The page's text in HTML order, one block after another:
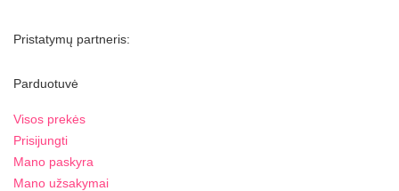
Pristatymų partneris:
Parduotuvė
Visos prekės
Prisijungti
Mano paskyra
Mano užsakymai